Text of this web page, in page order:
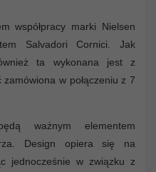
współpracy marki Nielsen
Salvadori Cornici. Jak
ta wykonana jest z
w połączeniu z 7
ważnym elementem
Design opiera się na
jednocześnie w związku z